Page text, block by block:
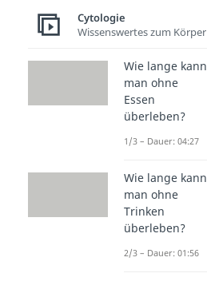
Cytologie
Wissenswertes zum Körper
Wie lange kann
man ohne
Essen
überleben?
1/3 – Dauer: 04:27
Wie lange kann
man ohne
Trinken
überleben?
2/3 – Dauer: 01:56